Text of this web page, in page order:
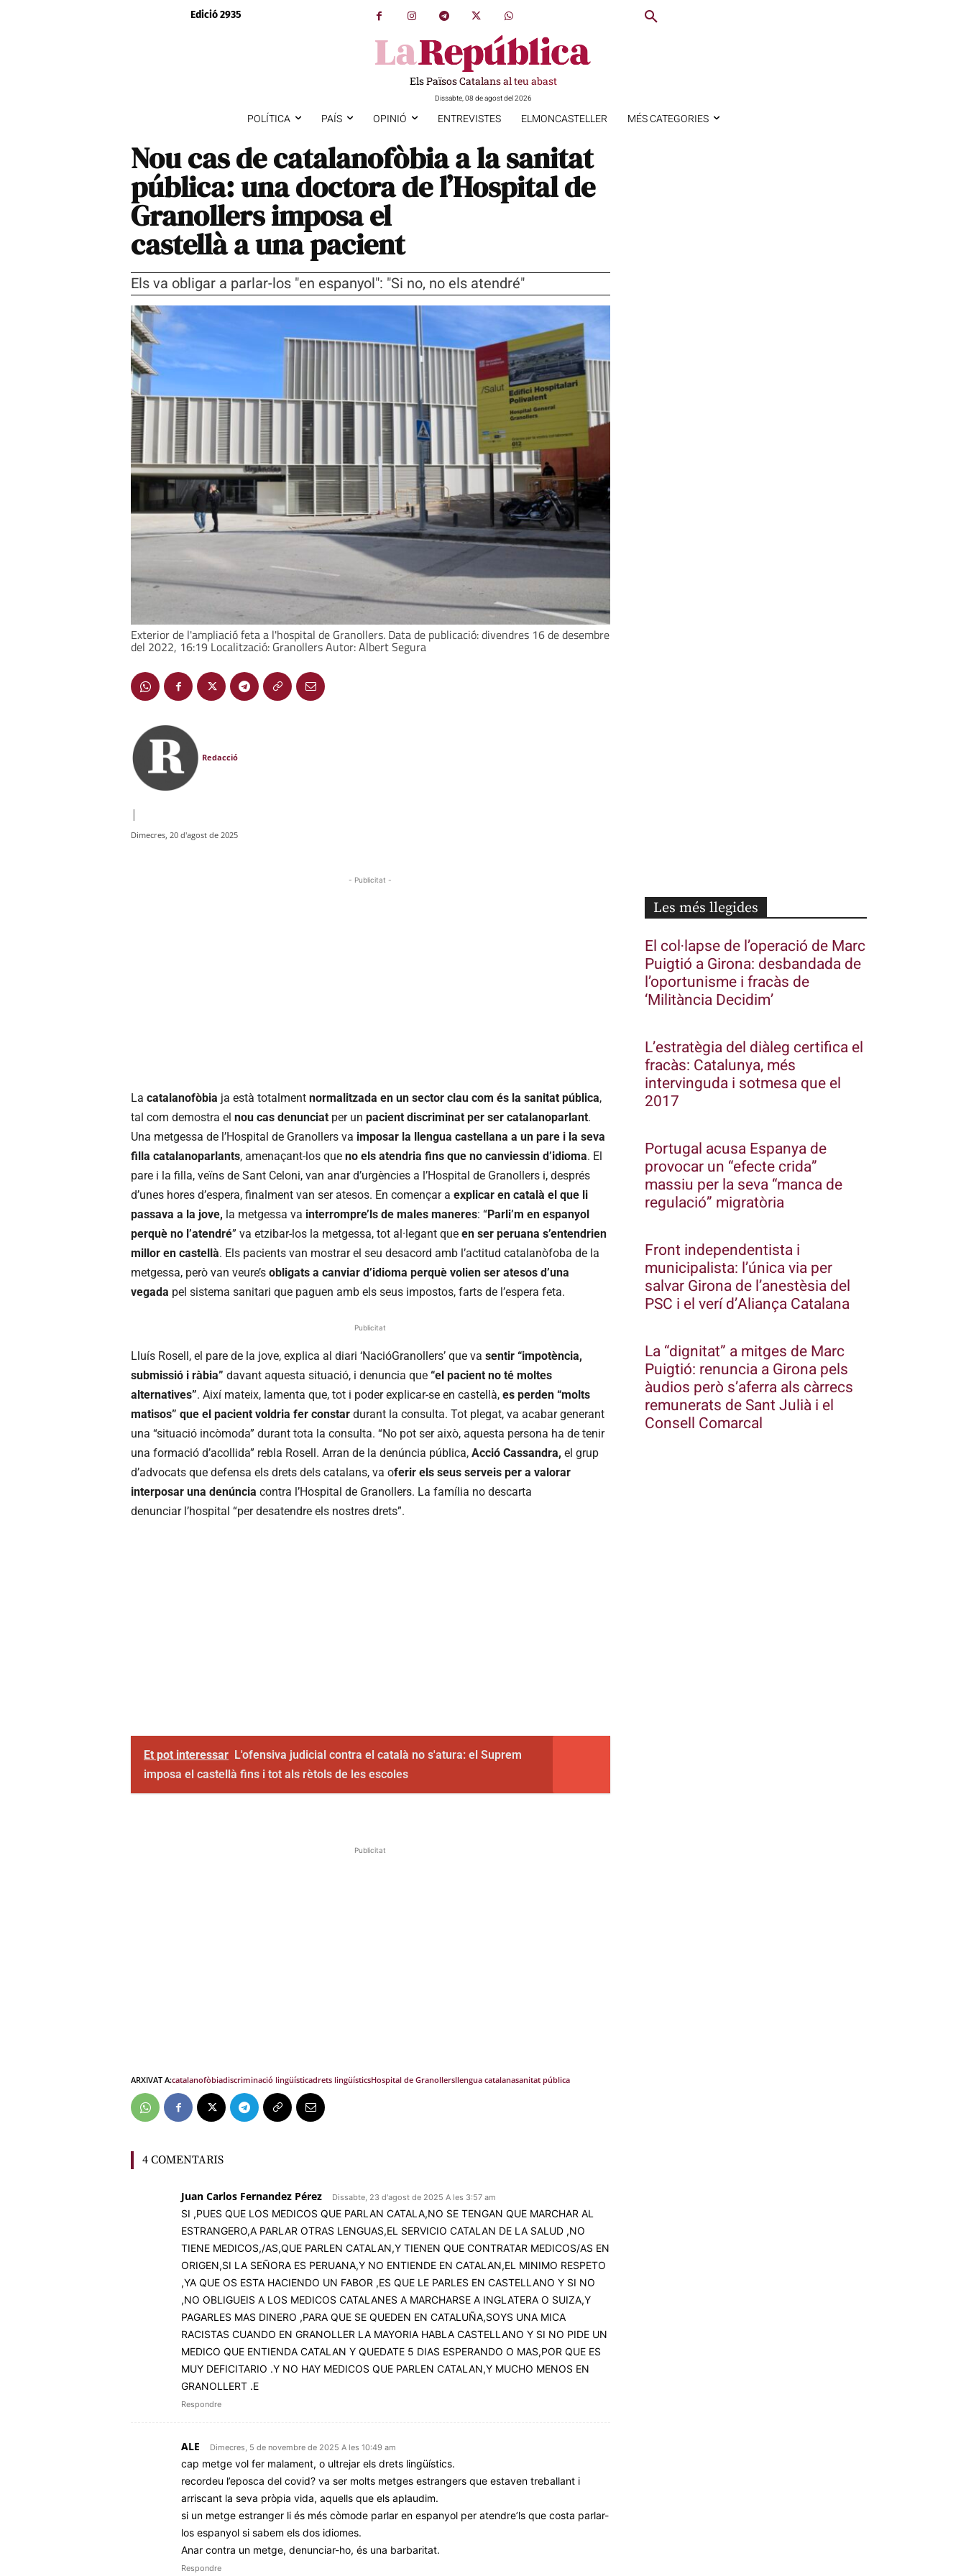
Edició 2935
Els Països Catalans al teu abast
Dissabte, 08 de agost del 2026
POLÍTICA PAÍS OPINIÓ ENTREVISTES ELMONCASTELLER MÉS CATEGORIES
Nou cas de catalanofòbia a la sanitat
pública: una doctora de l’Hospital de
Granollers imposa el
castellà a una pacient
Els va obligar a parlar-los "en espanyol": "Si no, no els atendré"
Exterior de l'ampliació feta a l'hospital de Granollers. Data de publicació: divendres 16 de desembre
del 2022, 16:19 Localització: Granollers Autor: Albert Segura
Redacció
|
Dimecres, 20 d'agost de 2025
- Publicitat -
La catalanofòbia ja està totalment normalitzada en un sector clau com és la sanitat pública,
tal com demostra el nou cas denunciat per un pacient discriminat per ser catalanoparlant.
Una metgessa de l’Hospital de Granollers va imposar la llengua castellana a un pare i la seva
filla catalanoparlants, amenaçant-los que no els atendria fins que no canviessin d’idioma. El
pare i la filla, veïns de Sant Celoni, van anar d’urgències a l’Hospital de Granollers i, després
d’unes hores d’espera, finalment van ser atesos. En començar a explicar en català el que li
passava a la jove, la metgessa va interrompre’ls de males maneres: “Parli’m en espanyol
perquè no l’atendré” va etzibar-los la metgessa, tot al·legant que en ser peruana s’entendrien
millor en castellà. Els pacients van mostrar el seu desacord amb l’actitud catalanòfoba de la
metgessa, però van veure’s obligats a canviar d’idioma perquè volien ser atesos d’una
vegada pel sistema sanitari que paguen amb els seus impostos, farts de l’espera feta.
Publicitat
Lluís Rosell, el pare de la jove, explica al diari ‘NacióGranollers’ que va sentir “impotència,
submissió i ràbia” davant aquesta situació, i denuncia que “el pacient no té moltes
alternatives”. Així mateix, lamenta que, tot i poder explicar-se en castellà, es perden “molts
matisos” que el pacient voldria fer constar durant la consulta. Tot plegat, va acabar generant
una “situació incòmoda” durant tota la consulta. “No pot ser això, aquesta persona ha de tenir
una formació d’acollida” rebla Rosell. Arran de la denúncia pública, Acció Cassandra, el grup
d’advocats que defensa els drets dels catalans, va oferir els seus serveis per a valorar
interposar una denúncia contra l’Hospital de Granollers. La família no descarta
denunciar l’hospital “per desatendre els nostres drets”.
Et pot interessar L'ofensiva judicial contra el català no s'atura: el Suprem
imposa el castellà fins i tot als rètols de les escoles
Publicitat
ARXIVAT A:catalanofòbiadiscriminació lingüísticadrets lingüísticsHospital de Granollersllengua catalanasanitat pública
4 COMENTARIS
Juan Carlos Fernandez Pérez Dissabte, 23 d'agost de 2025 A les 3:57 am
SI ,PUES QUE LOS MEDICOS QUE PARLAN CATALA,NO SE TENGAN QUE MARCHAR AL
ESTRANGERO,A PARLAR OTRAS LENGUAS,EL SERVICIO CATALAN DE LA SALUD ,NO
TIENE MEDICOS,/AS,QUE PARLEN CATALAN,Y TIENEN QUE CONTRATAR MEDICOS/AS EN
ORIGEN,SI LA SEÑORA ES PERUANA,Y NO ENTIENDE EN CATALAN,EL MINIMO RESPETO
,YA QUE OS ESTA HACIENDO UN FABOR ,ES QUE LE PARLES EN CASTELLANO Y SI NO
,NO OBLIGUEIS A LOS MEDICOS CATALANES A MARCHARSE A INGLATERA O SUIZA,Y
PAGARLES MAS DINERO ,PARA QUE SE QUEDEN EN CATALUÑA,SOYS UNA MICA
RACISTAS CUANDO EN GRANOLLER LA MAYORIA HABLA CASTELLANO Y SI NO PIDE UN
MEDICO QUE ENTIENDA CATALAN Y QUEDATE 5 DIAS ESPERANDO O MAS,POR QUE ES
MUY DEFICITARIO .Y NO HAY MEDICOS QUE PARLEN CATALAN,Y MUCHO MENOS EN
GRANOLLERT .E
Respondre
ALE Dimecres, 5 de novembre de 2025 A les 10:49 am
cap metge vol fer malament, o ultrejar els drets lingüístics.
recordeu l’eposca del covid? va ser molts metges estrangers que estaven treballant i
arriscant la seva pròpia vida, aquells que els aplaudim.
si un metge estranger li és més còmode parlar en espanyol per atendre’ls que costa parlar-
los espanyol si sabem els dos idiomes.
Anar contra un metge, denunciar-ho, és una barbaritat.
Respondre
Les més llegides
El col·lapse de l’operació de Marc
Puigtió a Girona: desbandada de
l’oportunisme i fracàs de
‘Militància Decidim’
L’estratègia del diàleg certifica el
fracàs: Catalunya, més
intervinguda i sotmesa que el
2017
Portugal acusa Espanya de
provocar un “efecte crida”
massiu per la seva “manca de
regulació” migratòria
Front independentista i
municipalista: l’única via per
salvar Girona de l’anestèsia del
PSC i el verí d’Aliança Catalana
La “dignitat” a mitges de Marc
Puigtió: renuncia a Girona pels
àudios però s’aferra als càrrecs
remunerats de Sant Julià i el
Consell Comarcal